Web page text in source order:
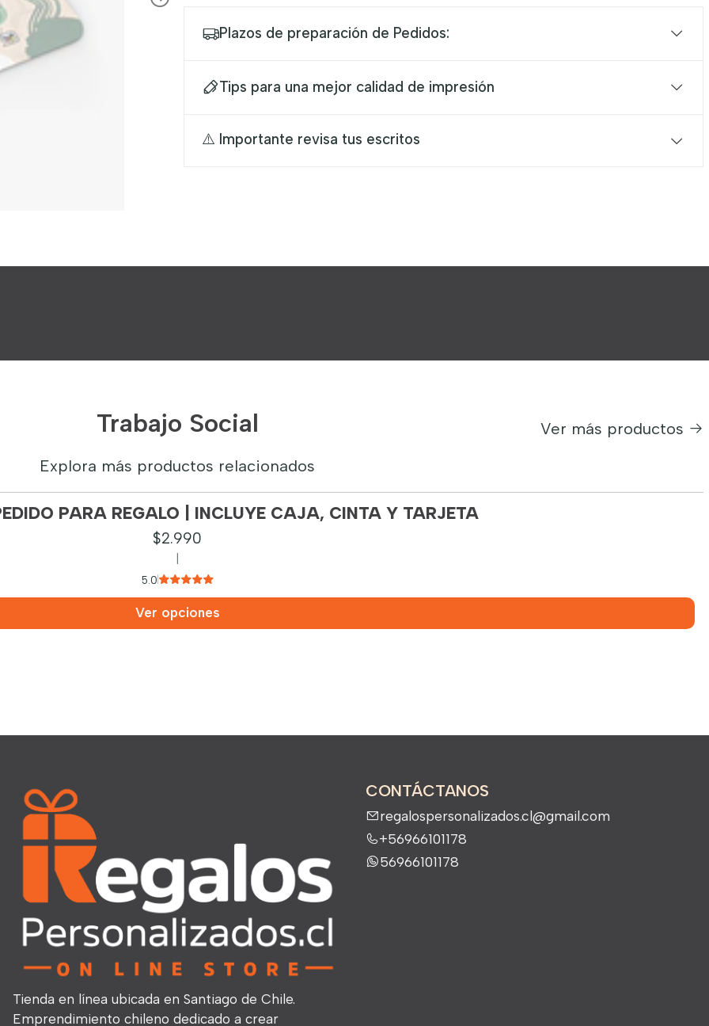
Plazos de preparación de Pedidos:
Tips para una mejor calidad de impresión
⚠️ Importante revisa tus escritos
Trabajo Social
Explora más productos relacionados
Ver más productos
PARA REGALO | INCLUYE CAJA, CINTA Y TARJETA
$2.990
5.0
Ver opciones
Tienda en línea ubicada en Santiago de Chile.
Emprendimiento chileno dedicado a crear
CONTÁCTANOS
regalospersonalizados.cl@gmail.com
+56966101178
56966101178